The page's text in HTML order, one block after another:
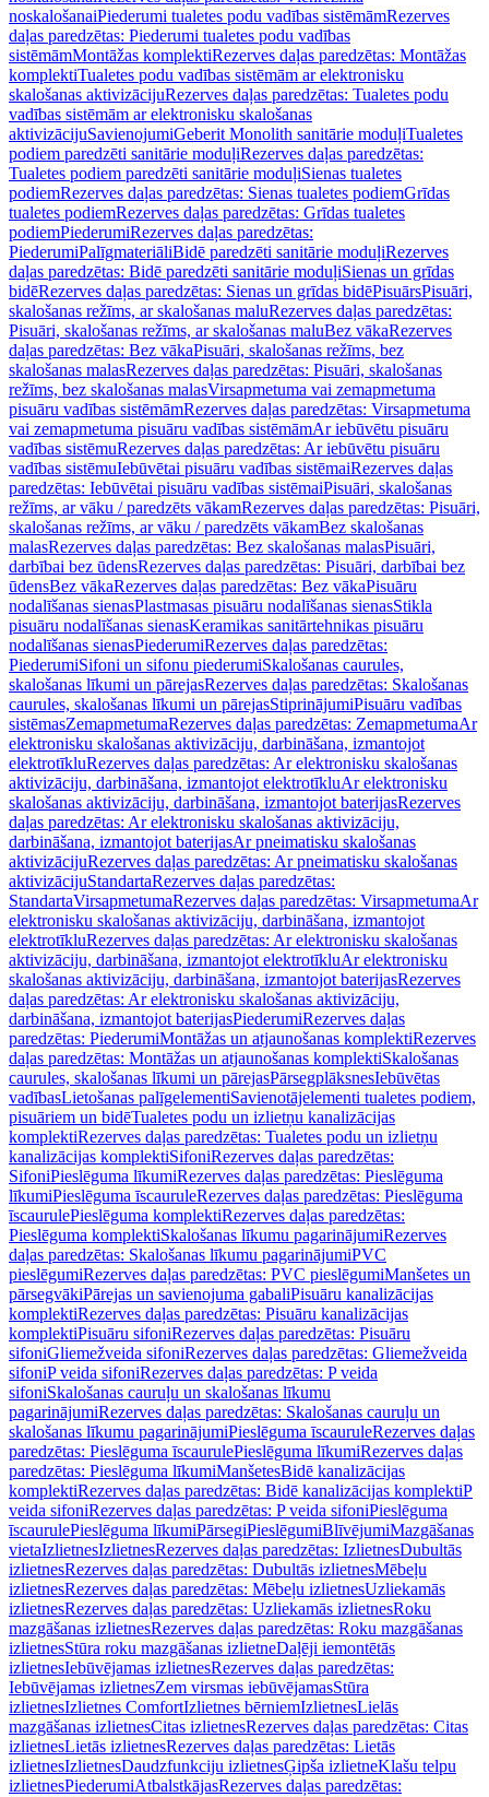
noskalošanaiPiederumi tualetes podu vadības sistēmāmRezerves
daļas paredzētas: Piederumi tualetes podu vadības
sistēmāmMontāžas komplektiRezerves daļas paredzētas: Montāžas
komplektiTualetes podu vadības sistēmām ar elektronisku
skalošanas aktivizācijuRezerves daļas paredzētas: Tualetes podu
vadības sistēmām ar elektronisku skalošanas
aktivizācijuSavienojumiGeberit Monolith sanitārie moduļiTualetes
podiem paredzēti sanitārie moduļiRezerves daļas paredzētas:
Tualetes podiem paredzēti sanitārie moduļiSienas tualetes
podiemRezerves daļas paredzētas: Sienas tualetes podiemGrīdas
tualetes podiemRezerves daļas paredzētas: Grīdas tualetes
podiemPiederumiRezerves daļas paredzētas:
PiederumiPalīgmateriāliBidē paredzēti sanitārie moduļiRezerves
daļas paredzētas: Bidē paredzēti sanitārie moduļiSienas un grīdas
bidēRezerves daļas paredzētas: Sienas un grīdas bidēPisuārsPisuāri,
skalošanas režīms, ar skalošanas maluRezerves daļas paredzētas:
Pisuāri, skalošanas režīms, ar skalošanas maluBez vākaRezerves
daļas paredzētas: Bez vākaPisuāri, skalošanas režīms, bez
skalošanas malasRezerves daļas paredzētas: Pisuāri, skalošanas
režīms, bez skalošanas malasVirsapmetuma vai zemapmetuma
pisuāru vadības sistēmāmRezerves daļas paredzētas: Virsapmetuma
vai zemapmetuma pisuāru vadības sistēmāmAr iebūvētu pisuāru
vadības sistēmuRezerves daļas paredzētas: Ar iebūvētu pisuāru
vadības sistēmuIebūvētai pisuāru vadības sistēmaiRezerves daļas
paredzētas: Iebūvētai pisuāru vadības sistēmaiPisuāri, skalošanas
režīms, ar vāku / paredzēts vākamRezerves daļas paredzētas: Pisuāri,
skalošanas režīms, ar vāku / paredzēts vākamBez skalošanas
malasRezerves daļas paredzētas: Bez skalošanas malasPisuāri,
darbībai bez ūdensRezerves daļas paredzētas: Pisuāri, darbībai bez
ūdensBez vākaRezerves daļas paredzētas: Bez vākaPisuāru
nodalīšanas sienasPlastmasas pisuāru nodalīšanas sienasStikla
pisuāru nodalīšanas sienasKeramikas sanitārtehnikas pisuāru
nodalīšanas sienasPiederumiRezerves daļas paredzētas:
PiederumiSifoni un sifonu piederumiSkalošanas caurules,
skalošanas līkumi un pārejasRezerves daļas paredzētas: Skalošanas
caurules, skalošanas līkumi un pārejasStiprinājumiPisuāru vadības
sistēmasZemapmetumaRezerves daļas paredzētas: ZemapmetumaAr
elektronisku skalošanas aktivizāciju, darbināšana, izmantojot
elektrotīkluRezerves daļas paredzētas: Ar elektronisku skalošanas
aktivizāciju, darbināšana, izmantojot elektrotīkluAr elektronisku
skalošanas aktivizāciju, darbināšana, izmantojot baterijasRezerves
daļas paredzētas: Ar elektronisku skalošanas aktivizāciju,
darbināšana, izmantojot baterijasAr pneimatisku skalošanas
aktivizācijuRezerves daļas paredzētas: Ar pneimatisku skalošanas
aktivizācijuStandartaRezerves daļas paredzētas:
StandartaVirsapmetumaRezerves daļas paredzētas: VirsapmetumaAr
elektronisku skalošanas aktivizāciju, darbināšana, izmantojot
elektrotīkluRezerves daļas paredzētas: Ar elektronisku skalošanas
aktivizāciju, darbināšana, izmantojot elektrotīkluAr elektronisku
skalošanas aktivizāciju, darbināšana, izmantojot baterijasRezerves
daļas paredzētas: Ar elektronisku skalošanas aktivizāciju,
darbināšana, izmantojot baterijasPiederumiRezerves daļas
paredzētas: PiederumiMontāžas un atjaunošanas komplektiRezerves
daļas paredzētas: Montāžas un atjaunošanas komplektiSkalošanas
caurules, skalošanas līkumi un pārejasPārsegplāksnesIebūvētas
vadībasLietošanas palīgelementiSavienotājelementi tualetes podiem,
pisuāriem un bidēTualetes podu un izlietņu kanalizācijas
komplektiRezerves daļas paredzētas: Tualetes podu un izlietņu
kanalizācijas komplektiSifoniRezerves daļas paredzētas:
SifoniPieslēguma līkumiRezerves daļas paredzētas: Pieslēguma
līkumiPieslēguma īscauruleRezerves daļas paredzētas: Pieslēguma
īscaurulePieslēguma komplektiRezerves daļas paredzētas:
Pieslēguma komplektiSkalošanas līkumu pagarinājumiRezerves
daļas paredzētas: Skalošanas līkumu pagarinājumiPVC
pieslēgumiRezerves daļas paredzētas: PVC pieslēgumiManšetes un
pārsegvākiPārejas un savienojuma gabaliPisuāru kanalizācijas
komplektiRezerves daļas paredzētas: Pisuāru kanalizācijas
komplektiPisuāru sifoniRezerves daļas paredzētas: Pisuāru
sifoniGliemežveida sifoniRezerves daļas paredzētas: Gliemežveida
sifoniP veida sifoniRezerves daļas paredzētas: P veida
sifoniSkalošanas cauruļu un skalošanas līkumu
pagarinājumiRezerves daļas paredzētas: Skalošanas cauruļu un
skalošanas līkumu pagarinājumiPieslēguma īscauruleRezerves daļas
paredzētas: Pieslēguma īscaurulePieslēguma līkumiRezerves daļas
paredzētas: Pieslēguma līkumiManšetesBidē kanalizācijas
komplektiRezerves daļas paredzētas: Bidē kanalizācijas komplektiP
veida sifoniRezerves daļas paredzētas: P veida sifoniPieslēguma
īscaurulePieslēguma līkumiPārsegiPieslēgumiBlīvējumiMazgāšanas
vietaIzlietnesIzlietnesRezerves daļas paredzētas: IzlietnesDubultās
izlietnesRezerves daļas paredzētas: Dubultās izlietnesMēbeļu
izlietnesRezerves daļas paredzētas: Mēbeļu izlietnesUzliekamās
izlietnesRezerves daļas paredzētas: Uzliekamās izlietnesRoku
mazgāšanas izlietnesRezerves daļas paredzētas: Roku mazgāšanas
izlietnesStūra roku mazgāšanas izlietneDaļēji iemontētās
izlietnesIebūvējamas izlietnesRezerves daļas paredzētas:
Iebūvējamas izlietnesZem virsmas iebūvējamasStūra
izlietnesIzlietnes ComfortIzlietnes bērniemIzlietnesLielās
mazgāšanas izlietnesCitas izlietnesRezerves daļas paredzētas: Citas
izlietnesLietās izlietnesRezerves daļas paredzētas: Lietās
izlietnesIzlietnesDaudzfunkciju izlietnesĢipša izlietneKlašu telpu
izlietnesPiederumiAtbalstkājasRezerves daļas paredzētas: